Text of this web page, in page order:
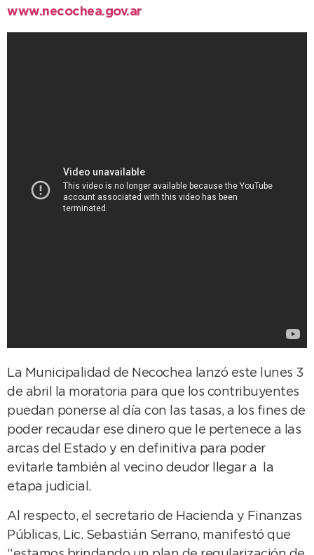
www.necochea.gov.ar
La Municipalidad de Necochea lanzó este lunes 3
de abril la moratoria para que los contribuyentes
puedan ponerse al día con las tasas, a los fines de
poder recaudar ese dinero que le pertenece a las
arcas del Estado y en definitiva para poder
evitarle también al vecino deudor llegar a la
etapa judicial.
Al respecto, el secretario de Hacienda y Finanzas
Públicas, Lic. Sebastián Serrano, manifestó que